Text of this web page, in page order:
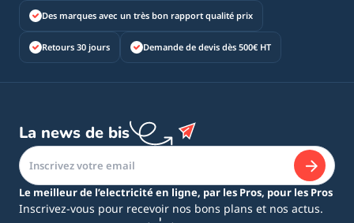
Des marques avec un très bon rapport qualité prix
Retours 30 jours Demande de devis dès 500€ HT
La news de bis
Le meilleur de l’electricité en ligne, par les Pros, pour les Pros
Inscrivez-vous pour recevoir nos bons plans et nos actus.